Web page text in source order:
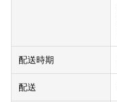
配送時期
配送